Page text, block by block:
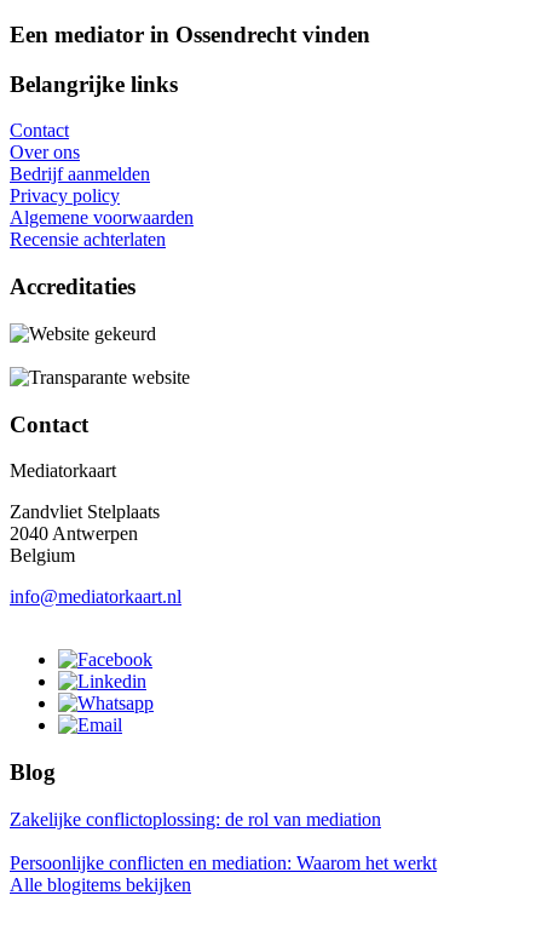
Een mediator in Ossendrecht vinden
Belangrijke links
Contact
Over ons
Bedrijf aanmelden
Privacy policy
Algemene voorwaarden
Recensie achterlaten
Accreditaties
Contact
Mediatorkaart
Zandvliet Stelplaats
2040 Antwerpen
Belgium
info@mediatorkaart.nl
Blog
Zakelijke conflictoplossing: de rol van mediation
Persoonlijke conflicten en mediation: Waarom het werkt
Alle blogitems bekijken